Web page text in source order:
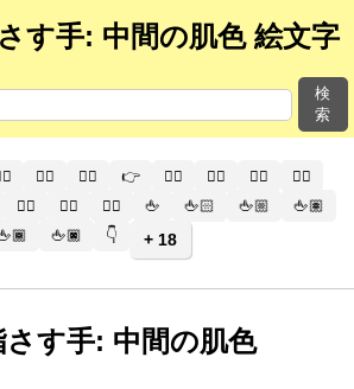
さす手: 中間の肌色 絵文字
検
索
👈🏾 👈🏿 👉 👉🏻 👉🏼 👉🏽
👉🏾
👆🏽 👆🏾 👆🏿 🖕 🖕🏻 🖕🏼
🖕🏽
🖕🏿 👇 + 18
さす手: 中間の肌色